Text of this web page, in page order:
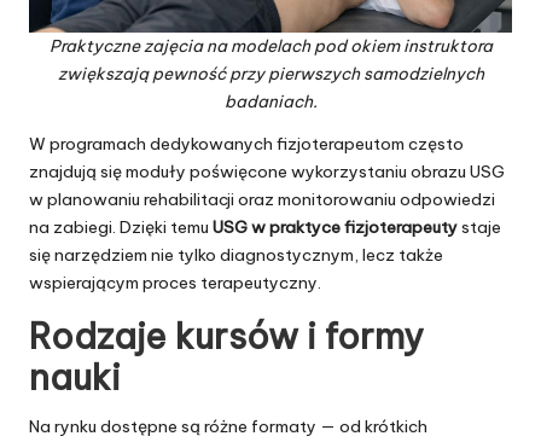
Praktyczne zajęcia na modelach pod okiem instruktora
zwiększają pewność przy pierwszych samodzielnych
badaniach.
W programach dedykowanych fizjoterapeutom często
znajdują się moduły poświęcone wykorzystaniu obrazu USG
w planowaniu rehabilitacji oraz monitorowaniu odpowiedzi
na zabiegi. Dzięki temu USG w praktyce fizjoterapeutystaje
się narzędziem nie tylko diagnostycznym, lecz także
wspierającym proces terapeutyczny.
Rodzaje kursów i formy
nauki
Na rynku dostępne są różne formaty — od krótkich